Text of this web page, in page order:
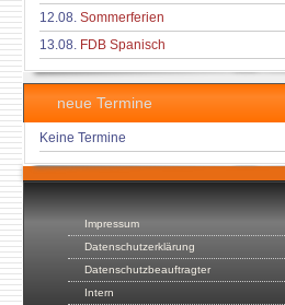
Impressum
Datenschutzerklärung
Datenschutzbeauftragter
Intern
12.08. Sommerferien
13.08. FDB Spanisch
neue Termine
Keine Termine